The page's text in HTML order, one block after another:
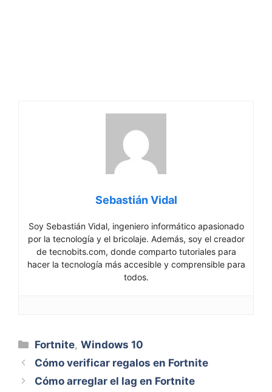
Sebastián Vidal
Soy Sebastián Vidal, ingeniero informático apasionado
por la tecnología y el bricolaje. Además, soy el creador
de tecnobits.com, donde comparto tutoriales para
hacer la tecnología más accesible y comprensible para
todos.
Categorías
Fortnite,Windows 10
Cómo verificar regalos en Fortnite
Cómo arreglar el lag en Fortnite